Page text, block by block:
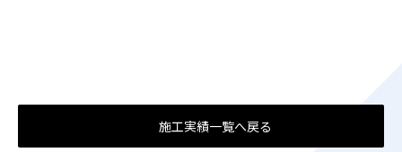
施工実績一覧へ戻る